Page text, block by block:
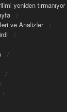
yeniden tırmanıyor
ve Analizler